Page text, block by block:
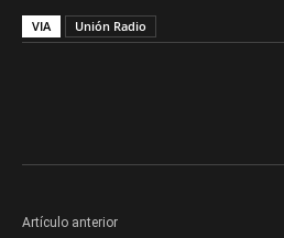
VIA Unión Radio
Artículo anterior